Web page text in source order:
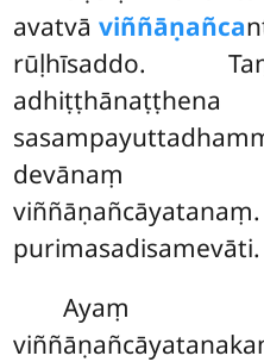
avatvā viññāṇañca
rūḷhīsaddo.
devānaṃ
purimasadisamevāti.
Ayaṃ